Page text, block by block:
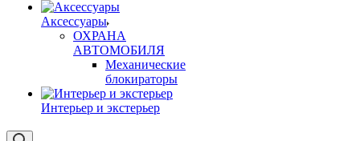
Аксессуары
ОХРАНА
АВТОМОБИЛЯ
Механические
блокираторы
Интерьер и экстерьер